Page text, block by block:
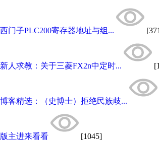
西门子PLC200寄存器地址与组...
新人求教：关于三菱FX2n中定时...
博客精选：（史博士）拒绝民族歧...
版主进来看看 [1045]